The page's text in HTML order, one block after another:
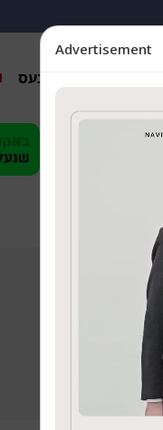
ביזנעס
Advertisement